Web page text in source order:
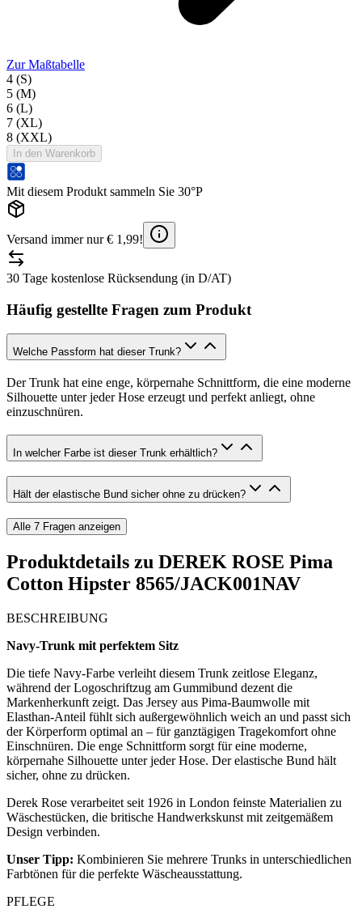
Zur Maßtabelle
4 (S)
5 (M)
6 (L)
7 (XL)
8 (XXL)
In den Warenkorb
Mit diesem Produkt sammeln Sie 30°P
Versand immer nur € 1,99!
30 Tage kostenlose Rücksendung (in D/AT)
Häufig gestellte Fragen zum Produkt
Welche Passform hat dieser Trunk?
Der Trunk hat eine enge, körpernahe Schnittform, die eine moderne
Silhouette unter jeder Hose erzeugt und perfekt anliegt, ohne
einzuschnüren.
In welcher Farbe ist dieser Trunk erhältlich?
Hält der elastische Bund sicher ohne zu drücken?
Alle 7 Fragen anzeigen
Produktdetails zu DEREK ROSE Pima
Cotton Hipster 8565/JACK001NAV
BESCHREIBUNG
Navy-Trunk mit perfektem Sitz
Die tiefe Navy-Farbe verleiht diesem Trunk zeitlose Eleganz,
während der Logoschriftzug am Gummibund dezent die
Markenherkunft zeigt. Das Jersey aus Pima-Baumwolle mit
Elasthan-Anteil fühlt sich außergewöhnlich weich an und passt sich
der Körperform optimal an – für ganztägigen Tragekomfort ohne
Einschnüren. Die enge Schnittform sorgt für eine moderne,
körpernahe Silhouette unter jeder Hose. Der elastische Bund hält
sicher, ohne zu drücken.
Derek Rose verarbeitet seit 1926 in London feinste Materialien zu
Wäschestücken, die britische Handwerkskunst mit zeitgemäßem
Design verbinden.
Unser Tipp: Kombinieren Sie mehrere Trunks in unterschiedlichen
Farbtönen für die perfekte Wäscheausstattung.
PFLEGE